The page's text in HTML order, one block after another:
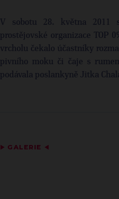
V sobotu 28. května 2011
prostějovské organizace TOP
vrcholu čekalo účastníky
pivního moku či čaje s
podávala poslankyně Jitka
▶ GALERIE ◀